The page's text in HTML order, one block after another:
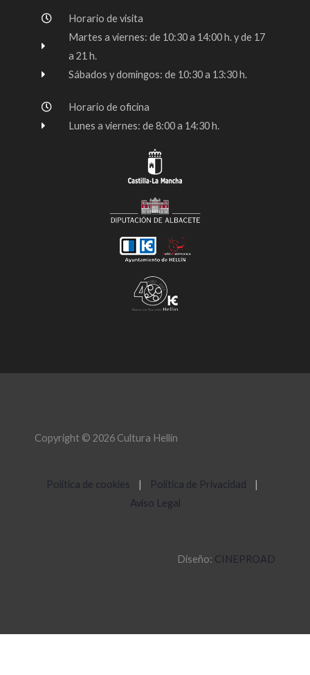
o
o
-
r
a
m
e
Horario de visita
Martes a viernes: de 10:30 a 14:00 h. y de 17
a 21 h.
Sábados y domingos: de 10:30 a 13:30 h.
Horario de oficina
Lunes a viernes: de 8:00 a 14:30 h.
Copyright © 2026 Cultura Hellín
Política de cookies | Política de Privacidad
|
Aviso Legal
Diseño: CINEPROAD